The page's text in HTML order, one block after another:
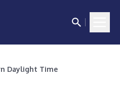
Daylight Time